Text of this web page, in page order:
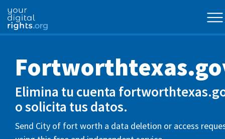
Elimina tu cuenta
o solicita tus datos.
Send City of fort worth a data deletion or access